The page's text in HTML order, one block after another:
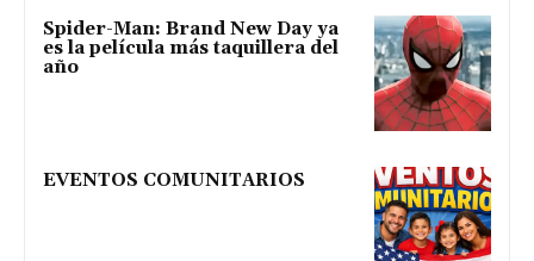
Spider-Man: Brand New Day ya
es la película más taquillera del
año
EVENTOS COMUNITARIOS